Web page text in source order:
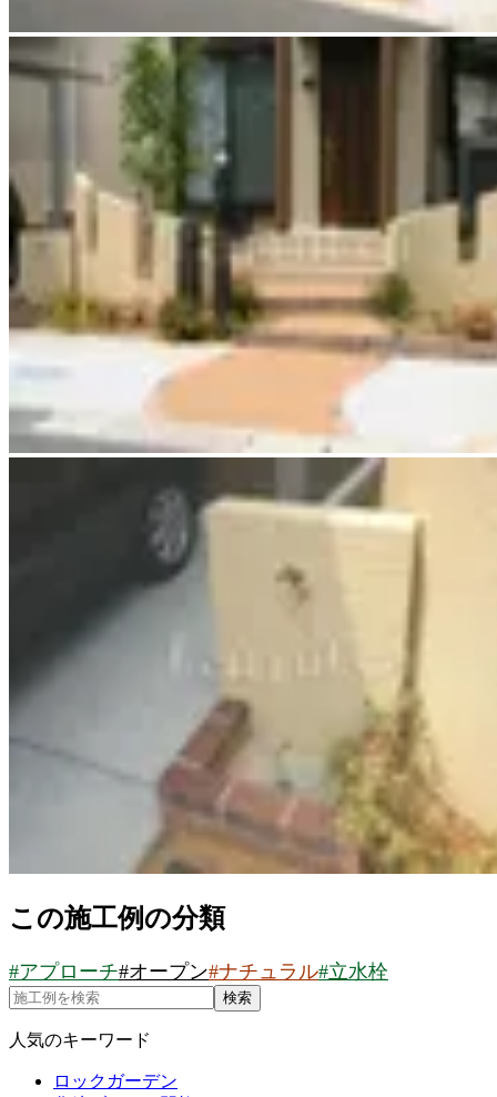
この施工例の分類
#アプローチ#オープン#ナチュラル#立水栓
検索
人気のキーワード
ロックガーデン